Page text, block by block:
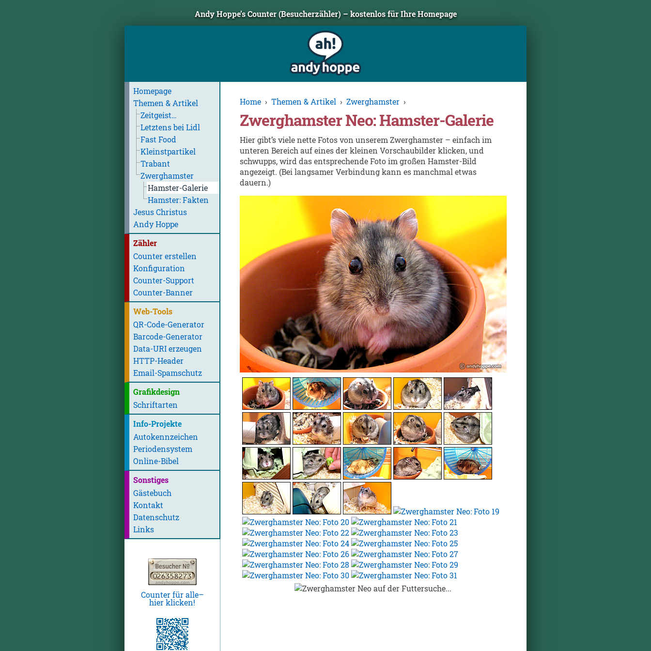
Andy Hoppe’s Counter (Besucherzähler) – kostenlos für Ihre Homepage
Homepage
Themen & Artikel
Zeitgeist…
Letztens bei Lidl
Fast Food
Kleinstpartikel
Trabant
Zwerghamster
Hamster-Galerie
Hamster: Fakten
Jesus Christus
Andy Hoppe
Zähler
Counter erstellen
Konfiguration
Counter-Support
Counter-Banner
Web-Tools
QR-Code-Generator
Barcode-Generator
Data-URI erzeugen
HTTP-Header
Email-Spamschutz
Grafikdesign
Schriftarten
Info-Projekte
Autokennzeichen
Periodensystem
Online-Bibel
Sonstiges
Gästebuch
Kontakt
Datenschutz
Links
Counter für alle–
hier klicken!
Home › Themen & Artikel › Zwerghamster ›
Zwerghamster Neo: Hamster-Galerie
Hier gibt’s viele nette Fotos von unserem Zwerghamster – einfach im
unteren Bereich auf eines der kleinen Vorschaubilder klicken, und
schwupps, wird das entsprechende Foto im großen Hamster-Bild
angezeigt. (Bei langsamer Verbindung kann es manchmal etwas
dauern.)